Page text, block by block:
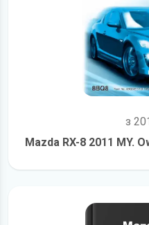
з
Mazda RX-8 2011 MY.